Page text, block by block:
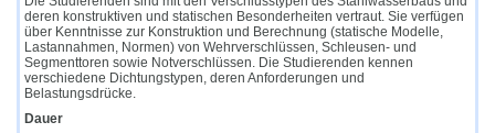
deren konstruktiven und statischen Besonderheiten vertraut. Sie verfügen
über Kenntnisse zur Konstruktion und Berechnung (statische Modelle,
Lastannahmen, Normen) von Wehrverschlüssen, Schleusen- und
Segmenttoren sowie Notverschlüssen. Die Studierenden kennen
verschiedene Dichtungstypen, deren Anforderungen und
Belastungsdrücke.
Dauer